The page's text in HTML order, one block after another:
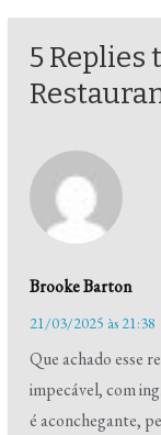
5 Replies
Brooke Barton
21/03/2025 às 21:38
Que achado esse
impecável, com
é aconchegante,